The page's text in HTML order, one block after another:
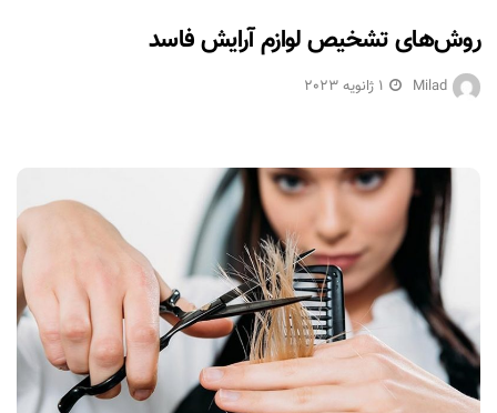
روش‌های تشخیص لوازم آرایش فاسد
Milad 1 ژانویه 2023